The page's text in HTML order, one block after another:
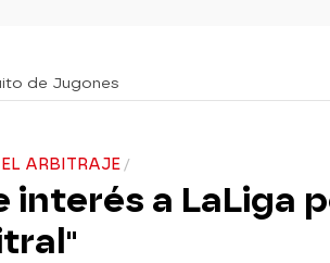
de Jugones
ARBITRAJE
interés a LaLiga